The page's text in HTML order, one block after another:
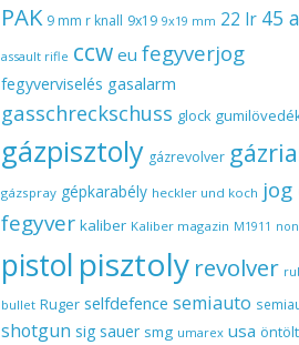
PAK 9 mm r knall 9x19 9x19 mm 22 lr 45
assault rifle ccw eu fegyverjog
fegyverviselés gasalarm
gasschreckschuss glock
gázpisztoly gázrevolver
gázspray gépkarabély heckler und koch jog
fegyver kaliber Kaliber magazin M1911
pistol pisztoly revolver
bullet Ruger selfdefence semiauto
shotgun sig sauer smg umarex usa